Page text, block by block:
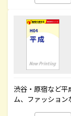
渋谷・原宿など
ム、ファッション